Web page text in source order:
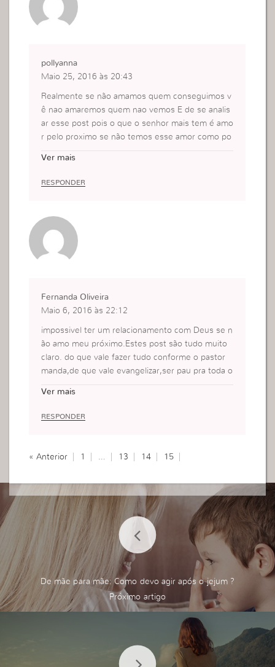
pollyanna
Maio 25, 2016 às 20:43
Realmente se não amamos quem conseguimos v
ê nao amaremos quem nao vemos E de se analis
ar esse post pois o que o senhor mais tem é amo
r pelo proximo se não temos esse amor como po
Ver mais
RESPONDER
Fernanda Oliveira
Maio 6, 2016 às 22:12
impossivel ter um relacionamento com Deus se n
ão amo meu próximo.Estes post são tudo muito
claro. do que vale fazer tudo conforme o pastor
manda,de que vale evangelizar,ser pau pra toda o
amo a quem eu vejo,como posso amar a Deus qu
Ver mais
RESPONDER
« Anterior 1 … 13 14 15
De mãe para mãe: Como devo agir após o jejum ?